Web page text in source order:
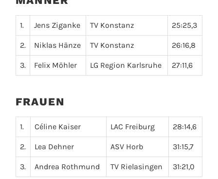
1. Jens Ziganke TV Konstanz 25:25,3
2. Niklas Hänze TV Konstanz 26:16,8
3. Felix Möhler LG Region Karlsruhe 27:11,6
FRAUEN
1. Céline Kaiser LAC Freiburg 28:14,6
2. Lea Dehner ASV Horb 31:15,7
3. Andrea Rothmund TV Rielasingen 31:21,0